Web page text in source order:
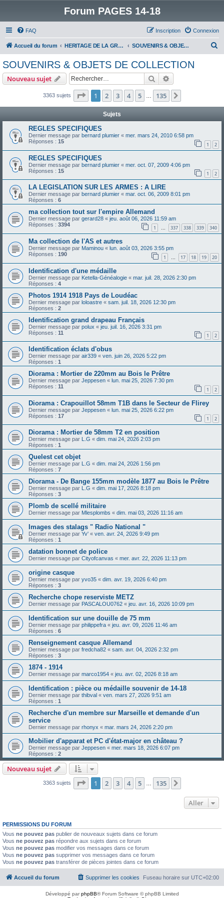
Forum PAGES 14-18
FAQ Connexion
Inscription
Accueil du forum HERITAGE DE LA GRANDE GUERRE : SOUVENIRS & OBJETS DE COLLECTION
e
SOUVENIRS & OBJETS DE COLLECTION
Nouveau sujet Rechercher
3363 sujets Page 1sur135
1 2 3 4 5 135
Sujets
REGLES SPECIFIQUES
Dernier message par bernard plumier « mer. mars 24, 2010 6:58 pm
Réponses : 15 1 2
REGLES SPECIFIQUES
Dernier message par bernard plumier « mer. oct. 07, 2009 4:06 pm
Réponses : 15 1 2
LA LEGISLATION SUR LES ARMES : A LIRE
Dernier message par bernard plumier « mar. oct. 06, 2009 8:01 pm
Réponses : 6
ma collection tout sur l'empire Allemand
Dernier message par gerard28 « jeu. août 06, 2026 11:59 am
Réponses : 3394 1 … 337 338 339 340
Ma collection de l'AS et autres
Dernier message par Maminou « lun. août 03, 2026 3:55 pm
Réponses : 190 1 … 17 18 19 20
Identification d'une médaille
Dernier message par Ketella-Généalogie « mar. juil. 28, 2026 2:30 pm
Réponses : 4
Photos 1914 1918 Pays de Loudéac
Dernier message par loloastre « sam. juil. 18, 2026 12:30 pm
Réponses : 2
Identification grand drapeau Français
Dernier message par polux « jeu. juil. 16, 2026 3:31 pm
Réponses : 11 1 2
Identification éclats d'obus
Dernier message par air339 « ven. juin 26, 2026 5:22 pm
Réponses : 1
Diorama : Mortier de 220mm au Bois le Prêtre
Dernier message par Jeppesen « lun. mai 25, 2026 7:30 pm
Réponses : 11 1 2
Diorama : Crapouillot 58mm T1B dans le Secteur de Flirey
Dernier message par Jeppesen « lun. mai 25, 2026 6:22 pm
Réponses : 17 1 2
Diorama : Mortier de 58mm T2 en position
Dernier message par L.G « dim. mai 24, 2026 2:03 pm
Réponses : 1
Quelest cet objet
Dernier message par L.G « dim. mai 24, 2026 1:56 pm
Réponses : 7
Diorama - De Bange 155mm modèle 1877 au Bois le Prêtre
Dernier message par L.G « dim. mai 17, 2026 8:18 pm
Réponses : 3
Plomb de scellé militaire
Dernier message par Mlesplombs « dim. mai 03, 2026 11:16 am
Images des stalags " Radio National "
Dernier message par Yv' « ven. avr. 24, 2026 9:49 pm
Réponses : 1
datation bonnet de police
Dernier message par Cityofcanvas « mer. avr. 22, 2026 11:13 pm
origine casque
Dernier message par yvo35 « dim. avr. 19, 2026 6:40 pm
Réponses : 3
Recherche chope reserviste METZ
Dernier message par PASCALOU0762 « jeu. avr. 16, 2026 10:09 pm
Identification sur une douille de 75 mm
Dernier message par philippefra « jeu. avr. 09, 2026 11:46 am
Réponses : 6
Renseignement casque Allemand
Dernier message par fredcha82 « sam. avr. 04, 2026 2:32 pm
Réponses : 3
1874 - 1914
Dernier message par marco1954 « jeu. avr. 02, 2026 8:18 am
Identification : pièce ou médaille souvenir de 14-18
Dernier message par thibval « ven. mars 27, 2026 9:51 am
Réponses : 1
Recherche d'un membre sur Marseille et demande d'un
service
Dernier message par rhonyx « mar. mars 24, 2026 2:20 pm
Mobilier d'apparat et PC d'état-major en château ?
Dernier message par Jeppesen « mer. mars 18, 2026 6:07 pm
Réponses : 2
Nouveau sujet
3363 sujets Page 1sur135
1 2 3 4 5 … 135
Aller
PERMISSIONS DU FORUM
Vous ne pouvez pas publier de nouveaux sujets dans ce forum
Vous ne pouvez pas répondre aux sujets dans ce forum
Vous ne pouvez pas modifier vos messages dans ce forum
Vous ne pouvez pas supprimer vos messages dans ce forum
Vous ne pouvez pas transférer de pièces jointes dans ce forum
Accueil du forum Fuseau horaire sur UTC+02:00
Supprimer les cookies
Développé parphpBB® Forum Software © phpBB Limited